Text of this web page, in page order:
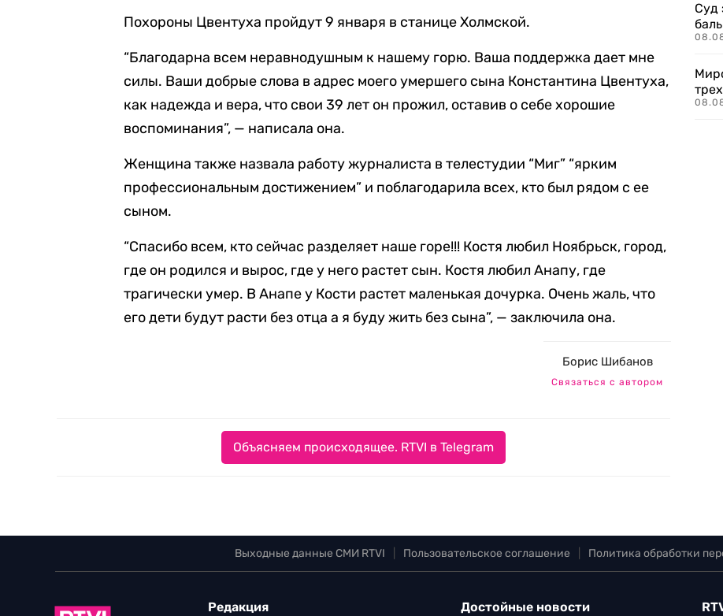
Похороны Цвентуха пройдут 9 января в станице Холмской.
“Благодарна всем неравнодушным к нашему горю. Ваша поддержка дает мне
силы. Ваши добрые слова в адрес моего умершего сына Константина Цвентуха,
как надежда и вера, что свои 39 лет он прожил, оставив о себе хорошие
воспоминания”, — написала она.
Женщина также назвала работу журналиста в телестудии “Миг” “ярким
профессиональным достижением” и поблагодарила всех, кто был рядом с ее
сыном.
“Спасибо всем, кто сейчас разделяет наше горе!!! Костя любил Ноябрьск, город,
где он родился и вырос, где у него растет сын. Костя любил Анапу, где
трагически умер. В Анапе у Кости растет маленькая дочурка. Очень жаль, что
его дети будут расти без отца а я буду жить без сына”, — заключила она.
Борис Шибанов
Связаться с автором
Объясняем происходящее. RTVI в Telegram
Суд
Выходные данные СМИ RTVI Пользовательское соглашение Политика обработки
Редакция Достойные новости